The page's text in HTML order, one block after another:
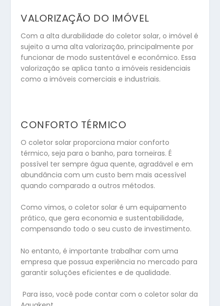
VALORIZAÇÃO DO IMÓVEL
Com a alta durabilidade do coletor solar, o imóvel é
sujeito a uma alta valorização, principalmente por
funcionar de modo sustentável e econômico. Essa
valorização se aplica tanto a imóveis residenciais
como a imóveis comerciais e industriais.
CONFORTO TÉRMICO
O coletor solar proporciona maior conforto
térmico, seja para o banho, para torneiras. É
possível ter sempre água quente, agradável e em
abundância com um custo bem mais acessível
quando comparado a outros métodos.
Como vimos, o coletor solar é um equipamento
prático, que gera economia e sustentabilidade,
compensando todo o seu custo de investimento.
No entanto, é importante trabalhar com uma
empresa que possua experiência no mercado para
garantir soluções eficientes e de qualidade.
Para isso, você pode contar com o coletor solar da